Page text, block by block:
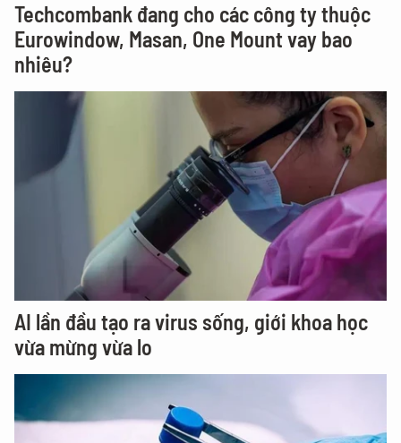
Techcombank đang cho các công ty thuộc
Eurowindow, Masan, One Mount vay bao
nhiêu?
AI lần đầu tạo ra virus sống, giới khoa học
vừa mừng vừa lo